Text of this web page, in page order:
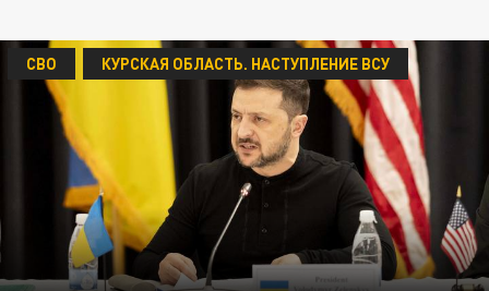
СВО КУРСКАЯ ОБЛАСТЬ. НАСТУПЛЕНИЕ ВСУ